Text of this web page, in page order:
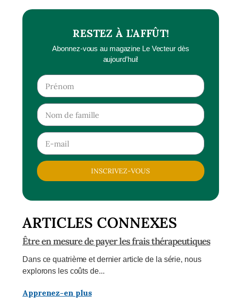
RESTEZ À L’AFFÛT!
Abonnez-vous au magazine Le Vecteur dès
aujourd’hui!
INSCRIVEZ-VOUS
ARTICLES CONNEXES
Être en mesure de payer les frais thérapeutiques
Dans ce quatrième et dernier article de la série, nous
explorons les coûts de...
Apprenez-en plus